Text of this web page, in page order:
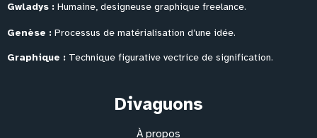
Gwladys : Humaine, designeuse graphique freelance.
Genèse : Processus de matérialisation d’une idée.
Graphique : Technique figurative vectrice de signification.
Divaguons
À propos